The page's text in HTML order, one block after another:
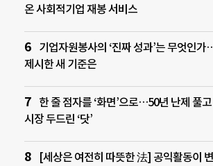
온 사회적기업 재봉 서비스
기업자원봉사의 ‘진짜 성과’는 무엇인가
제시한 새 기준은
한 줄 점자를 ‘화면’으로…50년 난제 풀고
시장 두드린 ‘닷’
[세상은 여전히 따뜻한 法] 공익활동이